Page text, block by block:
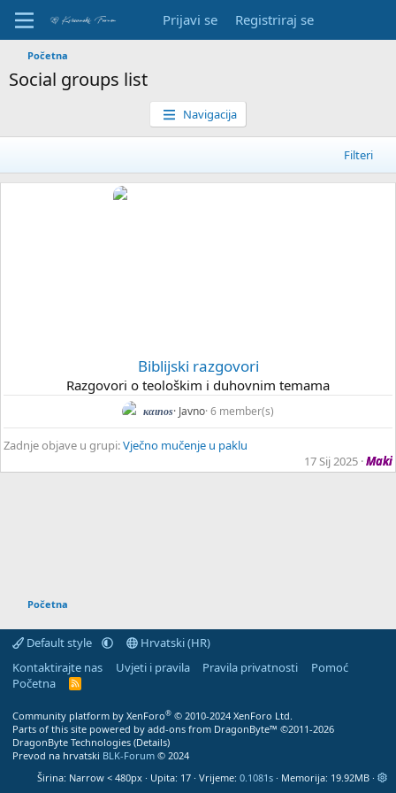
Prijavi se Registriraj se
Početna
Social groups list
Navigacija
Filteri
Biblijski razgovori
Razgovori o teološkim i duhovnim temama
καιnos Javno 6 member(s)
Zadnje objave u grupi:Vječno mučenje u paklu
17 Sij 2025 Maki
Početna
Default style
Hrvatski (HR)
Kontaktirajte nas
Uvjeti i pravila Pravila privatnosti
Pomoć
Početna
R
Community platform by XenForo® © 2010-2024 XenForo Ltd.
Parts of this site powered by add-ons from DragonByte™ ©2011-2026
DragonByte Technologies (Details)
Prevod na hrvatski BLK-Forum © 2024
Širina
Upita 17 Vrijeme 0.1081s Memorija 19.92MB